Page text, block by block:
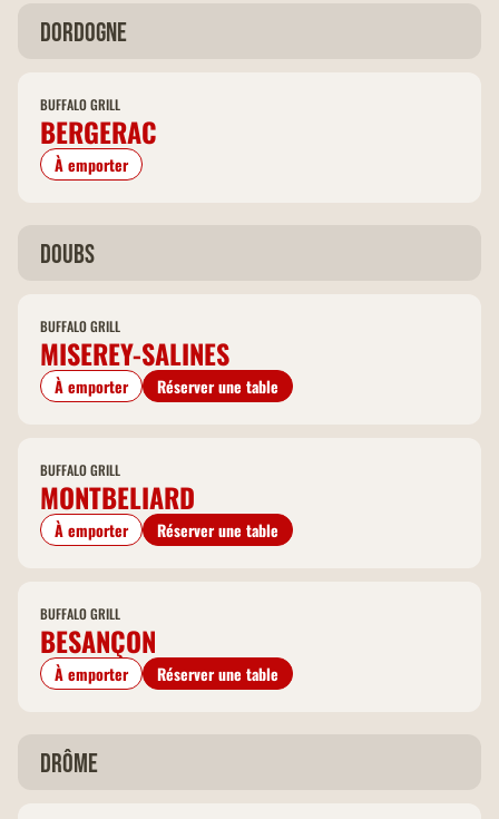
Dordogne
BUFFALO GRILL
BERGERAC
À emporter
Doubs
BUFFALO GRILL
MISEREY-SALINES
À emporter Réserver une table
BUFFALO GRILL
MONTBELIARD
À emporter Réserver une table
BUFFALO GRILL
BESANÇON
À emporter Réserver une table
Drôme